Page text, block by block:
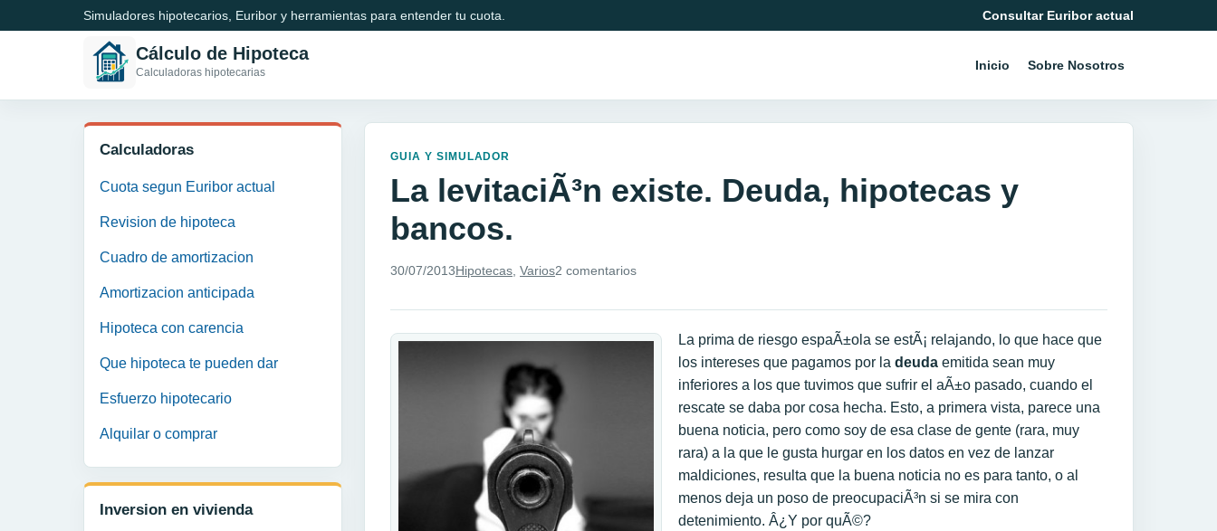
Simuladores hipotecarios, Euribor y herramientas para entender tu cuota. Consultar Euribor actual
Cálculo de Hipoteca
Calculadoras hipotecarias Inicio Sobre Nosotros
Calculadoras
Cuota segun Euribor actual
Revision de hipoteca
Cuadro de amortizacion
Amortizacion anticipada
Hipoteca con carencia
Que hipoteca te pueden dar
Esfuerzo hipotecario
Alquilar o comprar
Inversion en vivienda
GUIA Y SIMULADOR
La levitaciÃ³n existe. Deuda, hipotecas y
bancos.
30/07/2013Hipotecas Varios2 comentarios
La prima de riesgo espaÃ±ola se estÃ¡ relajando, lo que hace que
los intereses que pagamos por la deuda emitida sean muy
inferiores a los que tuvimos que sufrir el aÃ±o pasado, cuando el
rescate se daba por cosa hecha. Esto, a primera vista, parece una
buena noticia, pero como soy de esa clase de gente (rara, muy
rara) a la que le gusta hurgar en los datos en vez de lanzar
maldiciones, resulta que la buena noticia no es para tanto, o al
menos deja un poso de preocupaciÃ³n si se mira con
detenimiento. Â¿Y por quÃ©?